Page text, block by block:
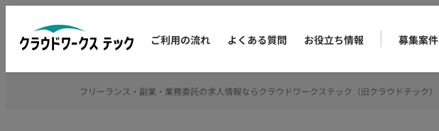
ご利用の流れ よくある質問 お役立ち情報 募集案件
フリーランス・副業・業務委託の求人情報ならクラウドワークステック（旧クラウドテック）